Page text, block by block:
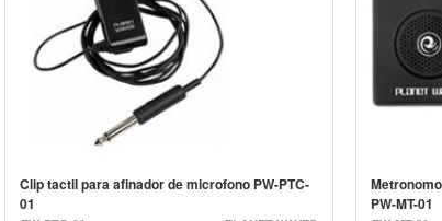
Clip tactil para afinador de microfono PW-PTC-
01
PW-MT-01